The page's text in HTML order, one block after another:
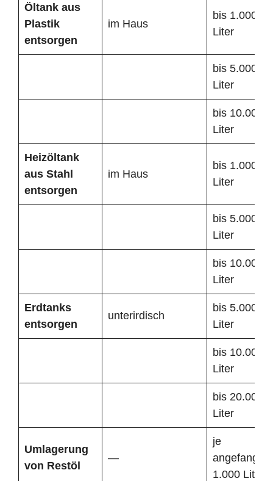
Öltank aus
Plastik
entsorgen
im Haus
bis 1.000
Liter
bis 5.000
Liter
bis 10.000
Liter
Heizöltank
aus Stahl
entsorgen
im Haus
bis 1.000
Liter
bis 5.000
Liter
bis 10.000
Liter
Erdtanks
entsorgen
unterirdisch
bis 5.000
Liter
bis 10.000
Liter
bis 20.000
Liter
Umlagerung
von Restöl
—
je
1.000 Liter